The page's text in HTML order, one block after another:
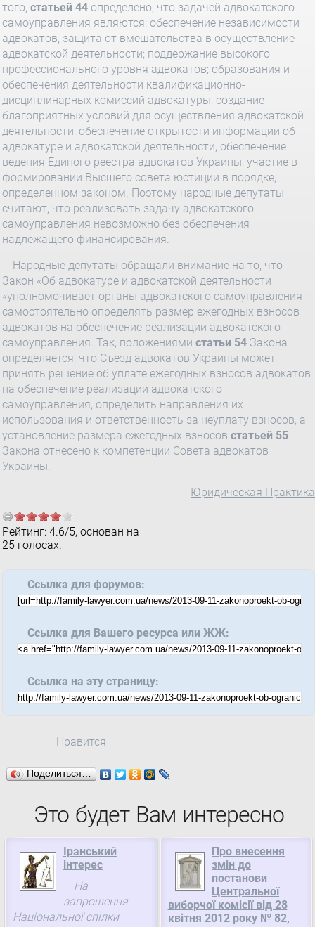
того, статьей 44 определено, что задачей адвокатского
самоуправления являются: обеспечение независимости
адвокатов, защита от вмешательства в осуществление
адвокатской деятельности; поддержание высокого
профессионального уровня адвокатов; образования и
обеспечения деятельности квалификационно-
дисциплинарных комиссий адвокатуры, создание
благоприятных условий для осуществления адвокатской
деятельности, обеспечение открытости информации об
адвокатуре и адвокатской деятельности, обеспечение
ведения Единого реестра адвокатов Украины, участие в
формировании Высшего совета юстиции в порядке,
определенном законом. Поэтому народные депутаты
считают, что реализовать задачу адвокатского
самоуправления невозможно без обеспечения
надлежащего финансирования.
Народные депутаты обращали внимание на то, что
Закон «Об адвокатуре и адвокатской деятельности
«уполномочивает органы адвокатского самоуправления
самостоятельно определять размер ежегодных взносов
адвокатов на обеспечение реализации адвокатского
самоуправления. Так, положениями статьи 54 Закона
определяется, что Съезд адвокатов Украины может
принять решение об уплате ежегодных взносов адвокатов
на обеспечение реализации адвокатского
самоуправления, определить направления их
использования и ответственность за неуплату взносов, а
установление размера ежегодных взносов статьей 55
Закона отнесено к компетенции Совета адвокатов
Украины.
Юридическая Практика
Рейтинг: 4.6/5, основан на
25 голосах.
Ссылка для форумов:
Ссылка для Вашего ресурса или ЖЖ:
Ссылка на эту страницу:
Нравится
Поделиться…
Это будет Вам интересно
Іранський
інтерес
На
запрошення
Національної спілки
Про внесення
змін до
постанови
Центральної
виборчої комісії від 28
квітня 2012 року № 82,